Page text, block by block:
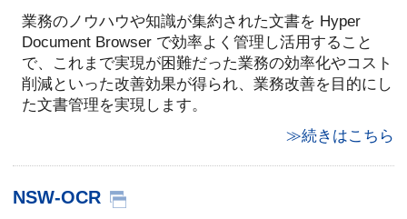
業務のノウハウや知識が集約された文書を Hyper
Document Browser で効率よく管理し活用すること
で、これまで実現が困難だった業務の効率化やコスト
削減といった改善効果が得られ、業務改善を目的にし
た文書管理を実現します。
≫続きはこちら
NSW-OCR